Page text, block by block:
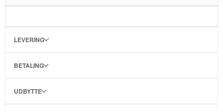
LEVERING
BETALING
UDBYTTE